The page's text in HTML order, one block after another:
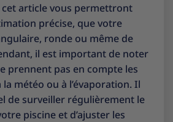
cet article vous permettront
précise, que votre
ronde ou même de
il est important de noter
prennent pas en compte les
météo ou à l’évaporation. Il
de surveiller régulièrement le
piscine et d’ajuster les